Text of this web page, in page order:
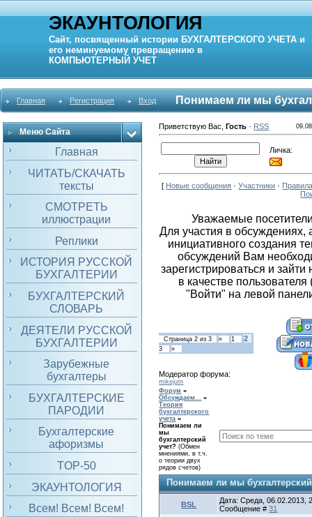
ЭКАУНТОЛОГИЯ
Сайт, посвященный истории БУХГАЛТЕРСКОГО УЧЕТА и
его неминуемому превращению в
КОМПЬЮТЕРНЫЙ УЧЕТ
Главная Регистрация Вход Понимаем ли мы
Меню Сайта
Главная
ЧИТАТЬ/СКАЧАТЬ
тексты
СМОТРЕТЬ
иллюстрации
Реплики
ИСТОРИЯ РУССКОЙ
БУХГАЛТЕРИИ
БУХГАЛТЕРСКИЙ
СЛОВАРЬ
ДЕЯТЕЛИ РУССКОЙ
БУХГАЛТЕРИИ
Зарубежные
бухгалтеры
БУХГАЛТЕРСКИЕ
ПАРОДИИ
Бухгалтерские
афоризмы
TOP-50
ЭКАУНТОЛОГИЯ
Всем! Всем! Всем!
Приветствую Вас ,Гость · RSS
Личка:
[ Новые сообщения ·Участники ·
Уважаемые
Для участия в обсуждениях,
инициативного создания
обсуждений Вам
зарегистрироваться и зайти
в качестве пользователя
"Войти" на левой
Страница2 из3 « 1 2
3 »
Модератор форума:
mikejum
Форум »
Обсуждаем...
»
Теория
бухгалтерского
учета »
Понимаем ли
мы
бухгалтерский
учет? (Обмен
мнениями, в т.ч.
о теории двух
рядов счетов)
Понимаем ли мы
BSL
Дата: Среда, 06.02.2013,
Сообщение #31